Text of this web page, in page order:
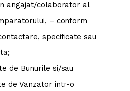
angajat/colaborator al
– conform
specificate sau
de Bunurile si/sau
de Vanzator intr-o